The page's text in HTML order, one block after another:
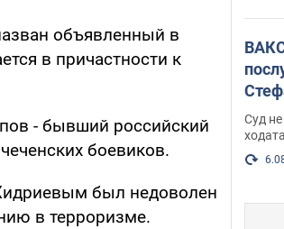
объявленный в
в причастности к
- бывший российский
боевиков.
был недоволен
в терроризме.
деле
Суд